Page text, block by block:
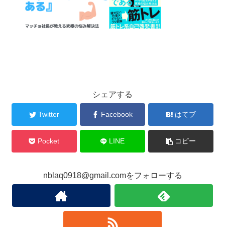
シェアする
Twitter Facebook はてブ
Pocket LINE コピー
nblaq0918@gmail.comをフォローする